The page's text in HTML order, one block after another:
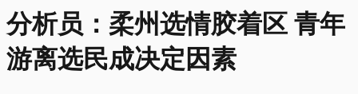
分析员：柔州选情胶着区 青年
游离选民成决定因素